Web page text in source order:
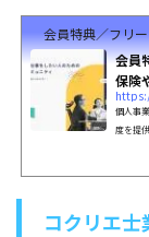
会員特典／フリ
会員
保険
個人事
度を提
コクリエ